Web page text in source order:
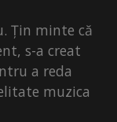
Țin minte că
s-a creat
a reda
muzica